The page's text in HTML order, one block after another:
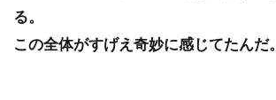
る。
この全体がすげえ奇妙に感じてたんだ。